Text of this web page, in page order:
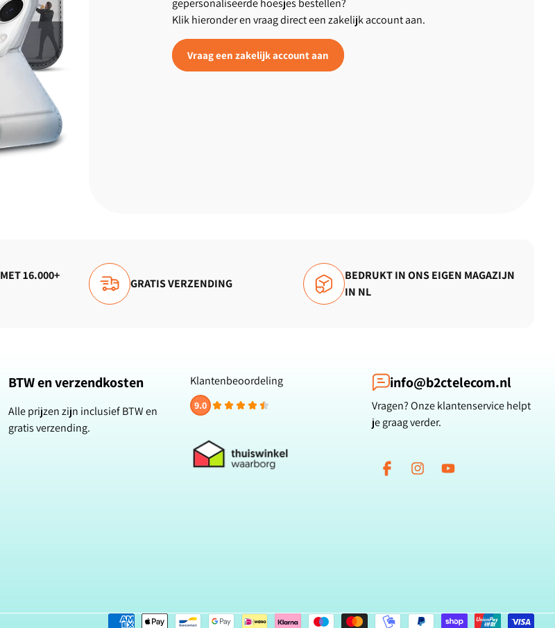
gepersonaliseerde hoesjes bestellen?
Klik hieronder en vraag direct een zakelijk account aan.
Vraag een zakelijk account aan
16.000+
GRATIS VERZENDING
BEDRUKT IN ONS EIGEN MAGAZIJN
IN NL
BTW en verzendkosten
Alle prijzen zijn inclusief BTW en
gratis verzending.
Klantenbeoordeling
9.0
info@b2ctelecom.nl
Vragen? Onze klantenservice helpt
je graag verder.
FacebookInstagramYouTube
Betaalmethoden